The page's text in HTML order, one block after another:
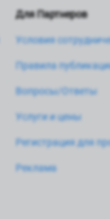
Для Партнеров
Условия
Правила
Вопросы/Ответы
Услуги и цены
Регистрация для
Реклама